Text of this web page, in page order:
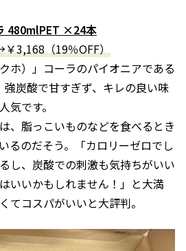
480mlPET ×24本
3,168（19％OFF）
ホ）」コーラのパイオニアである
強炭酸で甘すぎず、キレの良い味
気です。
、脂っこいものなどを食べるとき
るのだそう。「カロリーゼロでし
し、炭酸での刺激も気持ちがいい
いいかもしれません！」と大満
てコスパがいいと大評判。